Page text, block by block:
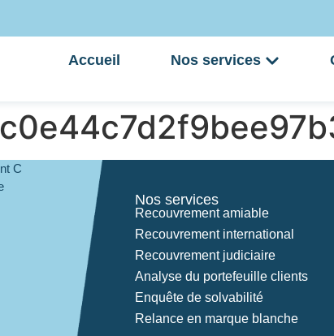
Accueil Nos services
C
Nos services
Recouvrement amiable
Recouvrement international
Recouvrement judiciaire
Analyse du portefeuille clients
Enquête de solvabilité
Relance en marque blanche